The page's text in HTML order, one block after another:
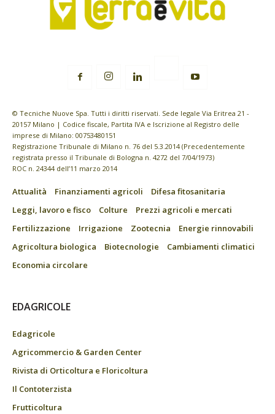
© Tecniche Nuove Spa. Tutti i diritti riservati. Sede legale Via Eritrea 21 -
20157 Milano | Codice fiscale, Partita IVA e Iscrizione al Registro delle
imprese di Milano: 00753480151
Registrazione Tribunale di Milano n. 76 del 5.3.2014 (Precedentemente
registrata presso il Tribunale di Bologna n. 4272 del 7/04/1973)
ROC n. 24344 dell’11 marzo 2014
Attualità Finanziamenti agricoli
Difesa fitosanitaria
Leggi, lavoro e fisco
Colture
Prezzi agricoli e mercati
Fertilizzazione
Irrigazione Zootecnia
Energie rinnovabili
Agricoltura biologica
Biotecnologie
Cambiamenti climatici
Economia circolare
EDAGRICOLE
Edagricole
Agricommercio & Garden Center
Rivista di Orticoltura e Floricoltura
Il Contoterzista
Frutticoltura